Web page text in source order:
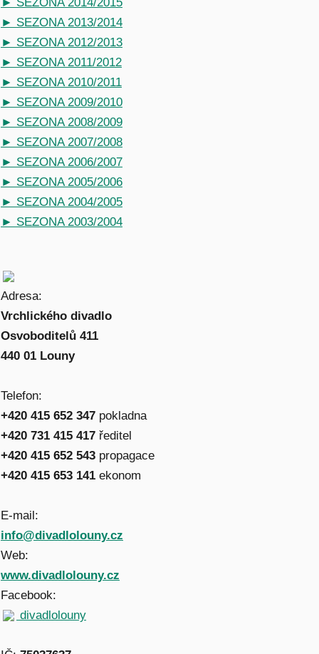
► SEZONA 2013/2014
► SEZONA 2012/2013
► SEZONA 2011/2012
► SEZONA 2010/2011
► SEZONA 2009/2010
► SEZONA 2008/2009
► SEZONA 2007/2008
► SEZONA 2006/2007
► SEZONA 2005/2006
► SEZONA 2004/2005
► SEZONA 2003/2004
Adresa:
Vrchlického divadlo
Osvoboditelů 411
440 01 Louny
Telefon:
+420 415 652 347 pokladna
+420 731 415 417 ředitel
+420 415 652 543 propagace
+420 415 653 141 ekonom
E-mail:
info@divadlolouny.cz
Web:
www.divadlolouny.cz
Facebook:
divadlolouny